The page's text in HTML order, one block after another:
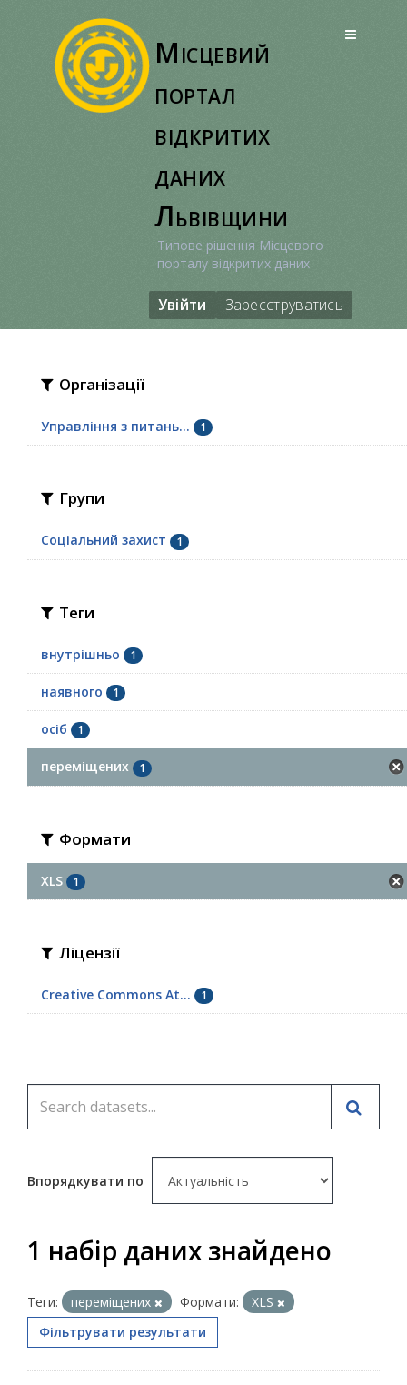
Місцевий
портал
відкритих
даних
Львівщини
Типове рішення Місцевого
порталу відкритих даних
Увійти Зареєструватись
Організації
Управління з питань... 1
Групи
Соціальний захист 1
Теги
внутрішньо 1
наявного 1
осіб 1
переміщених 1
Формати
XLS 1
Ліцензії
Creative Commons At... 1
Впорядкувати по
1 набір даних знайдено
Теги: переміщених Формати:
XLS
Фільтрувати результати